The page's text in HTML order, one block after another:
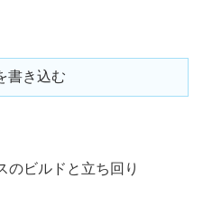
書き込む
のビルドと立ち回り